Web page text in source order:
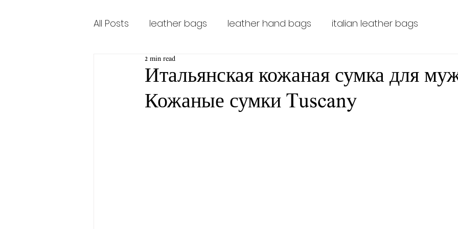
All Posts leather bags leather hand bags italian leather bags
leather bags for women
Tuscany Bags Firenze leather backpacks leather LaptopBags
Итальянская кожаная сумка для
Кожаные сумки Tuscany
2 min read